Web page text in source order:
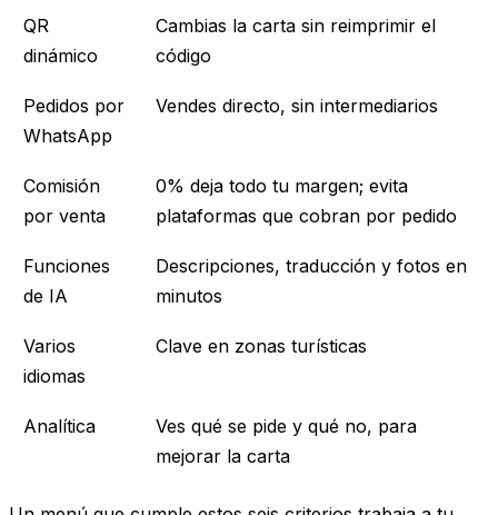
QR
dinámico
Cambias la carta sin reimprimir el
código
Pedidos por
WhatsApp
Vendes directo, sin intermediarios
Comisión
por venta
0% deja todo tu margen; evita
plataformas que cobran por pedido
Funciones
de IA
Descripciones, traducción y fotos en
minutos
Varios
idiomas
Clave en zonas turísticas
Analítica
Ves qué se pide y qué no, para
mejorar la carta